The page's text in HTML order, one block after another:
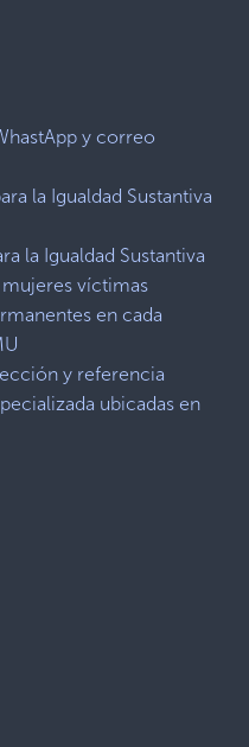
y correo
la Igualdad Sustantiva
la Igualdad Sustantiva
víctimas
en cada
y referencia
ubicadas en